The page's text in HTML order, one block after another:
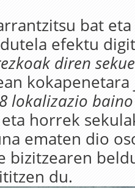
bat
efektu
diren
8 lokalizazio
eta horrek
ematen dio
bizitzearen
du.